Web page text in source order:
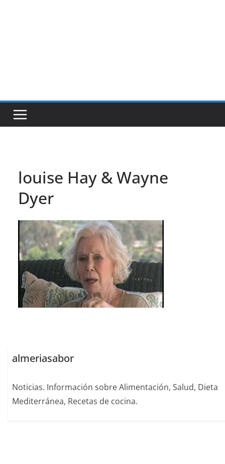
louise Hay & Wayne
Dyer
almeriasabor
Noticias. Información sobre Alimentación, Salud, Dieta
Mediterránea, Recetas de cocina.